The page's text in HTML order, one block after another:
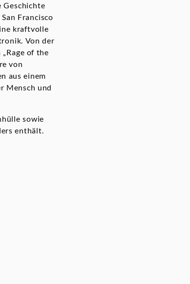
Francisco
kraftvolle
Von der
of the
von
aus einem
Mensch und
sowie
enthält.